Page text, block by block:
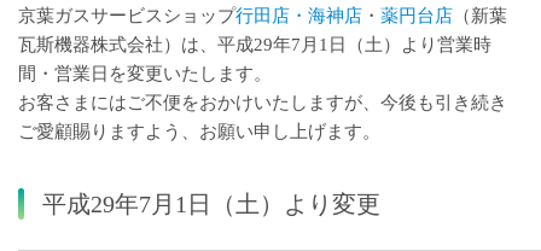
京葉ガスサービスショップ行田店・海神店 ・ 薬円台店 （新葉
瓦斯機器株式会社）は、平成29年7月1日（土）より営業時
間・営業日を変更いたします。
お客さまにはご不便をおかけいたしますが、今後も引き続き
ご愛顧賜りますよう、お願い申し上げます。
平成29年7月1日（土）より変更